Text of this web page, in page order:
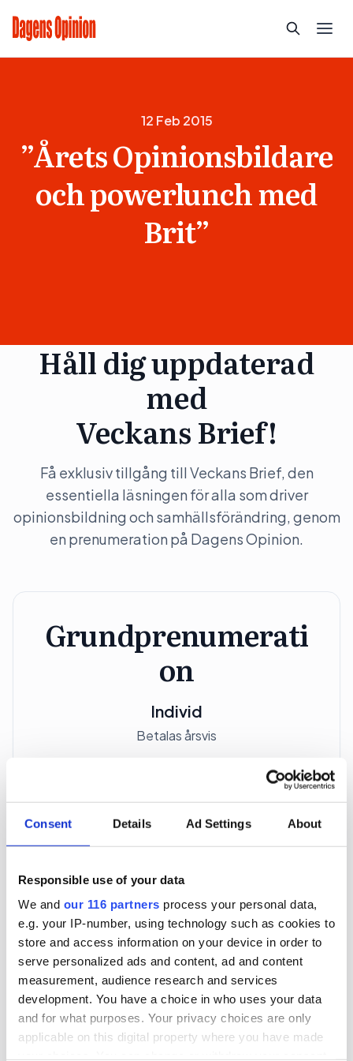
Consent Details Ad Settings About
Responsible use of your data
We and our 116 partners process your personal data,
e.g. your IP-number, using technology such as cookies to
store and access information on your device in order to
serve personalized ads and content, ad and content
measurement, audience research and services
development. You have a choice in who uses your data
and for what purposes. Your privacy choices are only
applicable on this digital property where you have made
12 Feb 2015
”Årets Opinionsbildare
och powerlunch med
Brit”
Håll dig uppdaterad
med
Veckans Brief!
Få exklusiv tillgång till Veckans Brief, den
essentiella läsningen för alla som driver
opinionsbildning och samhällsförändring, genom
en prenumeration på Dagens Opinion.
Grundprenumerati
on
Individ
Betalas årsvis
För en mottagare
40 utgåvor under ett år
*Moms (6 %) ingår i alla priser.